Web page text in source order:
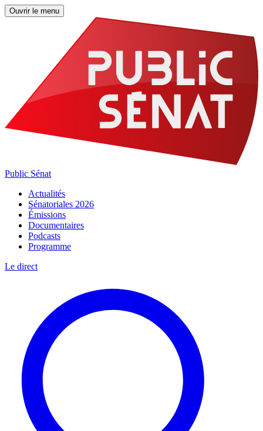
Ouvrir le menu
Public Sénat
Actualités
Sénatoriales 2026
Émissions
Documentaires
Podcasts
Programme
Le direct